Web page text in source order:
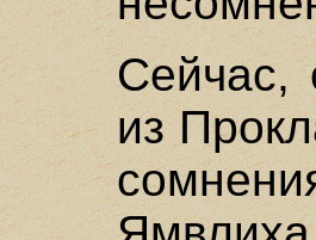
Сейчас,
из